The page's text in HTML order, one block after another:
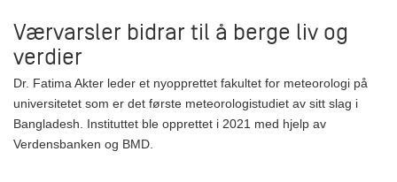
Værvarsler bidrar til å berge liv og
verdier
Dr. Fatima Akter leder et nyopprettet fakultet for meteorologi på
universitetet som er det første meteorologistudiet av sitt slag i
Bangladesh. Instituttet ble opprettet i 2021 med hjelp av
Verdensbanken og BMD.